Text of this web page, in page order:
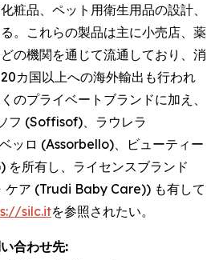
粧品、ペット用衛生用品の設計、
。これらの製品は主に小売店、薬
の機関を通じて流通しており、消
カ国以上への海外輸出も行われ
のプライベートブランドに加え、
フ (Soffisof)、ラウレラ
ッロ (Assorbello)、ビューティー
所有し、ライセンスブランド
ケア (Trudi Baby Care)) も有して
silc.itを参照されたい。
合わせ先: